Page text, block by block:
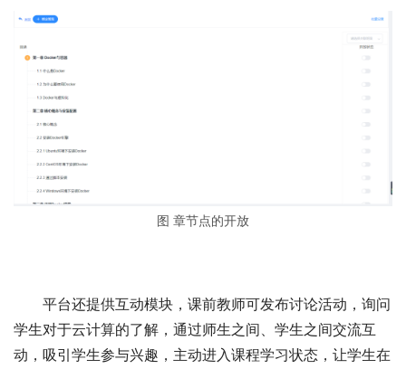
图 章节点的开放
平台还提供互动模块，课前教师可发布讨论活动，询问
学生对于云计算的了解，通过师生之间、学生之间交流互
动，吸引学生参与兴趣，主动进入课程学习状态，让学生在